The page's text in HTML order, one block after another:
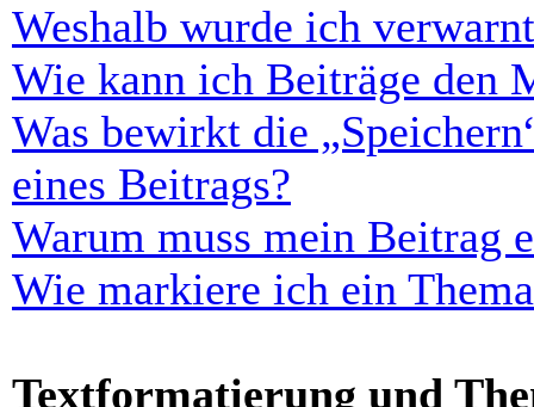
Weshalb wurde ich
Wie kann ich Beiträge den
Was bewirkt die
eines Beitrags?
Warum muss mein Beitrag
Wie markiere ich ein
Textformatierung und